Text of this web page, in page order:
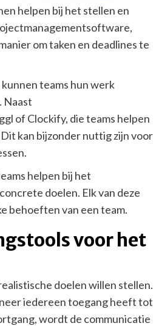
helpen bij het stellen en
om taken en deadlines te
teams hun werk
Naast
of Clockify, die teams helpen
kan bijzonder nuttig zijn voor
helpen bij het
doelen. Elk van deze
behoeften van een team.
voor het
doelen willen stellen.
iedereen toegang heeft tot
wordt de communicatie